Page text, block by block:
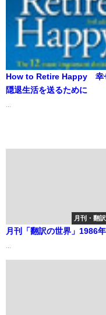
How to Retire Happy 幸
隠退生活を送るために
月刊・翻
月刊「翻訳の世界」1986年